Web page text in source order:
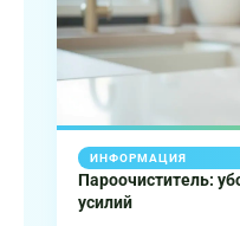
ИНФОРМАЦИЯ
Пароочиститель:
усилий